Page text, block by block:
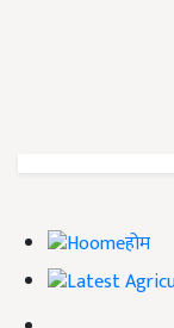
होम